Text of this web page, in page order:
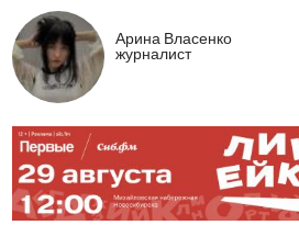
Арина Власенко
журналист